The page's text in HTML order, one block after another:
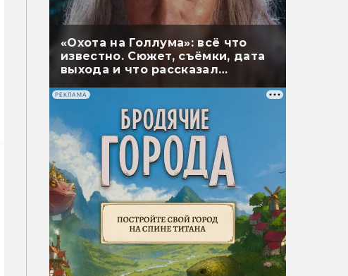
«Охота на Голлума»: всё что
известно. Сюжет, съёмки, дата
выхода и что рассказал
РЕКЛАМА